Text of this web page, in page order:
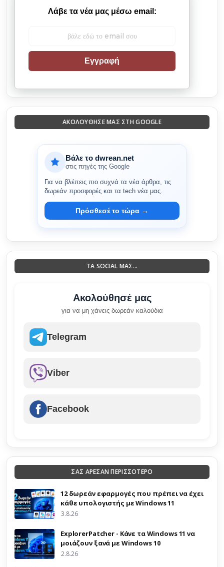
Λάβε τα νέα μας μέσω email:
Εγγραφή
ΑΚΟΛΟΎΘΗΣΈ ΜΑΣ ΣΤΗ GOOGLE
Βάλε το dwrean.net
στις πηγές της Google
Για να βλέπεις πιο συχνά τα νέα άρθρα, τις
δωρεάν προσφορές και τα tech νέα μας.
Πρόσθεσέ το τώρα →
ΤΑ SOCIAL ΜΑΣ...
Ακολούθησέ μας
για να μη χάνεις δωρεάν καλούδια
Telegram
Viber
Facebook
ΣΑΣ ΑΡΕΣΑΝ ΠΕΡΙΣΣΟΤΕΡΟ
12 δωρεάν εφαρμογές που πρέπει να έχει
κάθε υπολογιστής με Windows 11
3.8.26
ExplorerPatcher - Κάνε τα Windows 11 να
μοιάζουν ξανά με Windows 10
2.8.26